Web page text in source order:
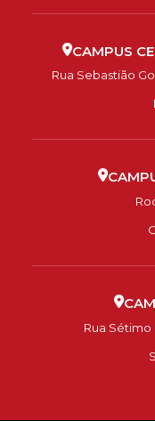
CAMPUS
Rua Sebastião
Rua Sétimo